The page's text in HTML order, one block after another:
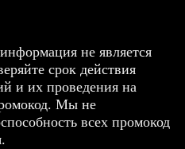
не является
срок действия
и их проведения на
Мы не
всех промокод